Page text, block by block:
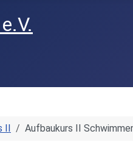
II Aufbaukurs II